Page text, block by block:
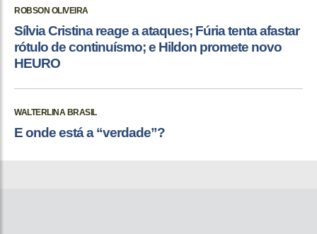
ROBSON OLIVEIRA
Sílvia Cristina reage a ataques; Fúria tenta afastar
rótulo de continuísmo; e Hildon promete novo
HEURO
WALTERLINA BRASIL
E onde está a “verdade”?